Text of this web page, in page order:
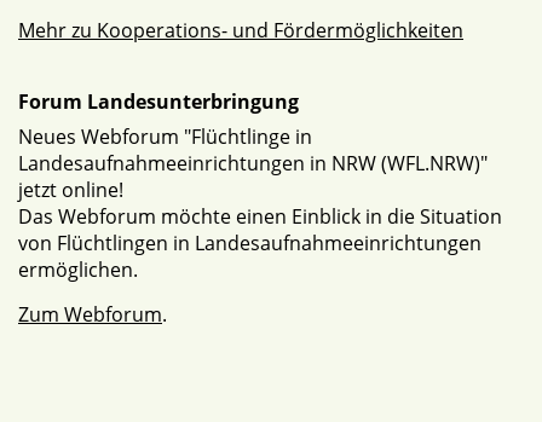
Mehr zu Kooperations- und Fördermöglichkeiten
Forum Landesunterbringung
Neues Webforum "Flüchtlinge in
Landesaufnahmeeinrichtungen in NRW (WFL.NRW)"
jetzt online!
Das Webforum möchte einen Einblick in die Situation
von Flüchtlingen in Landesaufnahmeeinrichtungen
ermöglichen.
Zum Webforum.